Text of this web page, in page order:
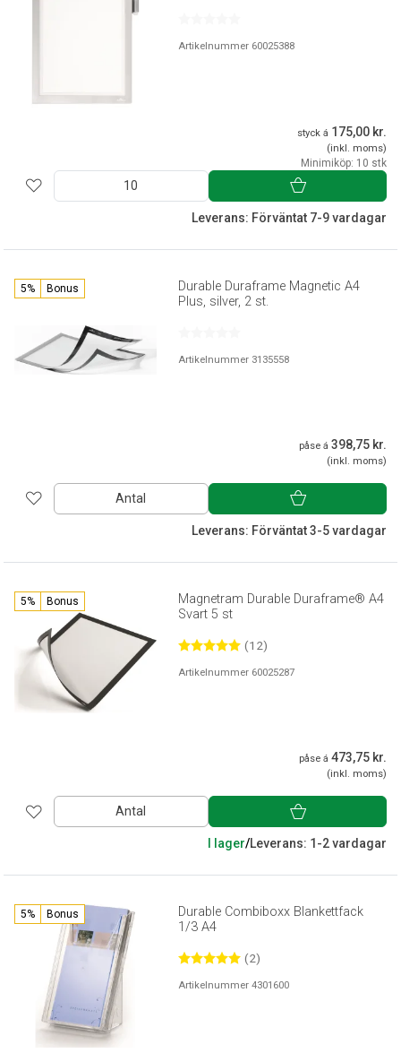
Artikelnummer 60025388
styck á 175,00 kr.
(inkl. moms)
Minimiköp: 10 stk
Leverans: Förväntat 7-9 vardagar
5% Bonus
Durable Duraframe Magnetic A4
Plus, silver, 2 st.
Artikelnummer 3135558
påse á 398,75 kr.
(inkl. moms)
Antal
Leverans: Förväntat 3-5 vardagar
5% Bonus
Magnetram Durable Duraframe® A4
Svart 5 st
(12)
Artikelnummer 60025287
påse á 473,75 kr.
(inkl. moms)
Antal
I lager/Leverans: 1-2 vardagar
5% Bonus
Durable Combiboxx Blankettfack
1/3 A4
(2)
Artikelnummer 4301600